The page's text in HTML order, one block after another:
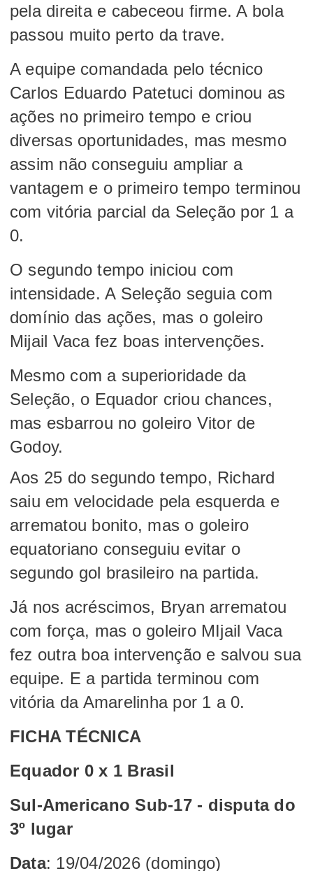
pela direita e cabeceou firme. A bola
passou muito perto da trave.
A equipe comandada pelo técnico
Carlos Eduardo Patetuci dominou as
ações no primeiro tempo e criou
diversas oportunidades, mas mesmo
assim não conseguiu ampliar a
vantagem e o primeiro tempo terminou
com vitória parcial da Seleção por 1 a
0.
O segundo tempo iniciou com
intensidade. A Seleção seguia com
domínio das ações, mas o goleiro
Mijail Vaca fez boas intervenções.
Mesmo com a superioridade da
Seleção, o Equador criou chances,
mas esbarrou no goleiro Vitor de
Godoy.
Aos 25 do segundo tempo, Richard
saiu em velocidade pela esquerda e
arrematou bonito, mas o goleiro
equatoriano conseguiu evitar o
segundo gol brasileiro na partida.
Já nos acréscimos, Bryan arrematou
com força, mas o goleiro MIjail Vaca
fez outra boa intervenção e salvou sua
equipe. E a partida terminou com
vitória da Amarelinha por 1 a 0.
FICHA TÉCNICA
Equador 0 x 1 Brasil
Sul-Americano Sub-17 - disputa do
3º lugar
Data: 19/04/2026 (domingo)